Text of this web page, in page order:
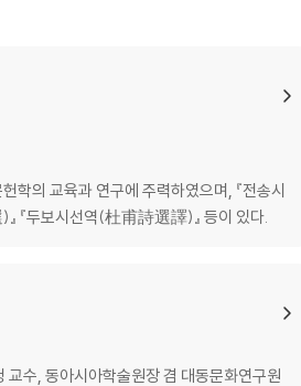
의 교육과 연구에 주력하였으며, 『전송시
『두보시선역(杜甫詩選譯)』 등이 있다.
수, 동아시아학술원장 겸 대동문화연구원